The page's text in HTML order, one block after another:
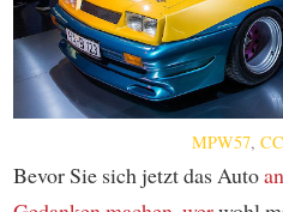
MPW57,
Bevor Sie sich jetzt das Auto